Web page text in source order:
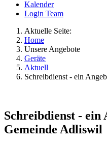
Kalender
Login Team
Aktuelle Seite:
Home
Unsere Angebote
Geräte
Aktuell
Schreibdienst - ein
Schreibdienst - ein
Gemeinde Adliswil